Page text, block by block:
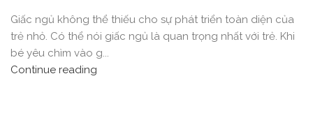
Giấc ngủ không thể thiếu cho sự phát triển toàn diện của
trẻ nhỏ. Có thể nói giấc ngủ là quan trọng nhất với trẻ. Khi
bé yêu chìm vào g...
Continue reading